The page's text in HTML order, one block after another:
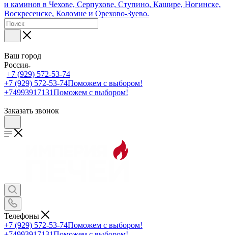
Ваш город
Россия
+7 (929) 572-53-74
+7 (929) 572-53-74Поможем с выбором!
+74993917131Поможем с выбором!
Заказать звонок
Телефоны
+7 (929) 572-53-74Поможем с выбором!